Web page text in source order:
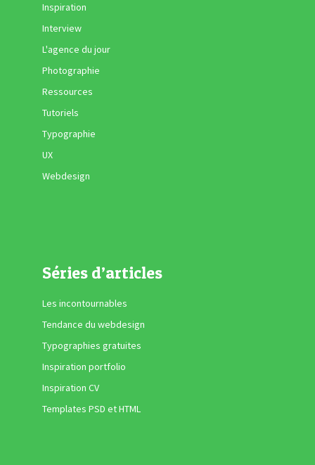
Inspiration
Interview
L'agence du jour
Photographie
Ressources
Tutoriels
Typographie
UX
Webdesign
Séries d’articles
Les incontournables
Tendance du webdesign
Typographies gratuites
Inspiration portfolio
Inspiration CV
Templates PSD et HTML